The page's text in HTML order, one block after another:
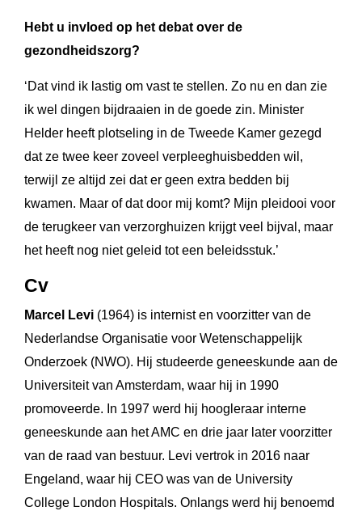
Hebt u invloed op het debat over de
gezondheidszorg?
‘Dat vind ik lastig om vast te stellen. Zo nu en dan zie
ik wel dingen bijdraaien in de goede zin. Minister
Helder heeft plotseling in de Tweede Kamer gezegd
dat ze twee keer zoveel verpleeghuisbedden wil,
terwijl ze altijd zei dat er geen extra bedden bij
kwamen. Maar of dat door mij komt? Mijn pleidooi voor
de terugkeer van verzorghuizen krijgt veel bijval, maar
het heeft nog niet geleid tot een beleidsstuk.’
Cv
Marcel Levi (1964) is internist en voorzitter van de
Nederlandse Organisatie voor Wetenschappelijk
Onderzoek (NWO). Hij studeerde geneeskunde aan de
Universiteit van Amsterdam, waar hij in 1990
promoveerde. In 1997 werd hij hoogleraar interne
geneeskunde aan het AMC en drie jaar later voorzitter
van de raad van bestuur. Levi vertrok in 2016 naar
Engeland, waar hij CEO was van de University
College London Hospitals. Onlangs werd hij benoemd